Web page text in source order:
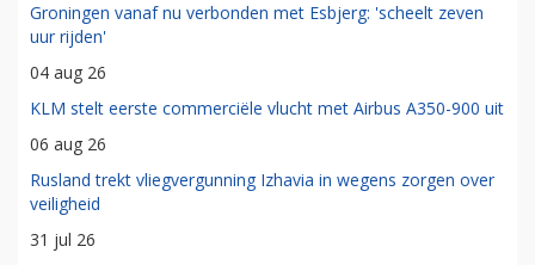
Groningen vanaf nu verbonden met Esbjerg: 'scheelt zeven
uur rijden'
04 aug 26
KLM stelt eerste commerciële vlucht met Airbus A350-900 uit
06 aug 26
Rusland trekt vliegvergunning Izhavia in wegens zorgen over
veiligheid
31 jul 26